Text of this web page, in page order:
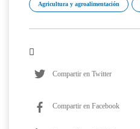
Agricultura y agroalimentación
Compartir en Twitter
Compartir en Facebook